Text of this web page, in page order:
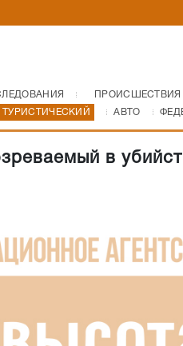
ПРОИСШЕСТВИЯ
ТУРИСТИЧЕСКИЙ АВТО
в